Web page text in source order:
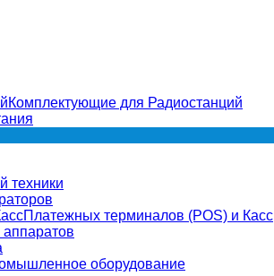
Комплектующие для Радиостанций
техники
Платежных терминалов (POS) и Касс
оборудование